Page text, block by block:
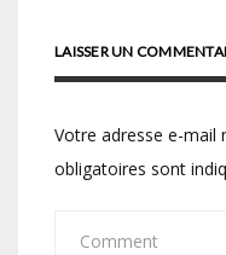
LAISSER UN
Votre adresse e-mail
obligatoires sont